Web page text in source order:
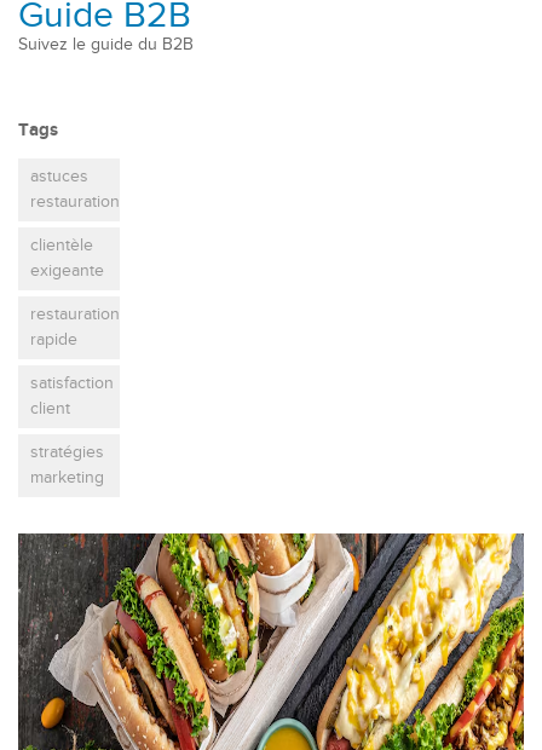
Guide B2B
Suivez le guide du B2B
Tags
astuces
restauration
clientèle
exigeante
restauration
rapide
satisfaction
client
stratégies
marketing